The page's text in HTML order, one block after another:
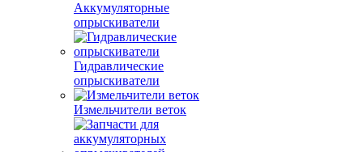
Аккумуляторные
опрыскиватели
Гидравлические
опрыскиватели
Измельчители веток